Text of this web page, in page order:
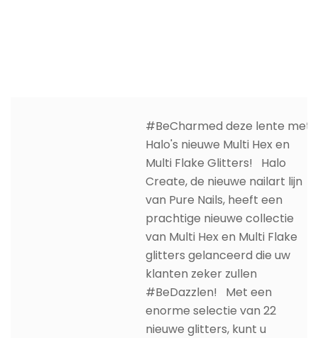
#BeCharmed deze lente met
Halo's nieuwe Multi Hex en
Multi Flake Glitters! Halo
Create, de nieuwe nailart lijn
van Pure Nails, heeft een
prachtige nieuwe collectie
van Multi Hex en Multi Flake
glitters gelanceerd die uw
klanten zeker zullen
#BeDazzlen! Met een
enorme selectie van 22
nieuwe glitters, kunt u